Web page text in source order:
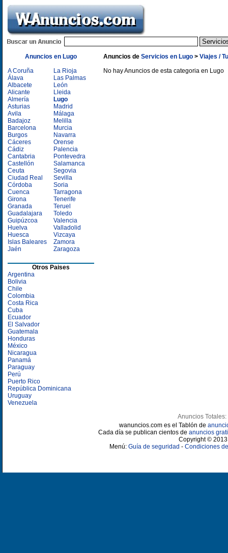
Anuncios en Lugo
A Coruña
Álava
Albacete
Alicante
Almería
Asturias
Avila
Badajoz
Barcelona
Burgos
Cáceres
Cádiz
Cantabria
Castellón
Ceuta
Ciudad Real
Córdoba
Cuenca
Girona
Granada
Guadalajara
Guipúzcoa
Huelva
Huesca
Islas Baleares
Jaén
La Rioja
Las Palmas
León
Lleida
Lugo
Madrid
Málaga
Melilla
Murcia
Navarra
Orense
Palencia
Pontevedra
Salamanca
Segovia
Sevilla
Soria
Tarragona
Tenerife
Teruel
Toledo
Valencia
Valladolid
Vizcaya
Zamora
Zaragoza
Otros Paises
Argentina
Bolivia
Chile
Colombia
Costa Rica
Cuba
Ecuador
El Salvador
Guatemala
Honduras
México
Nicaragua
Panamá
Paraguay
Perú
Puerto Rico
República Dominicana
Uruguay
Venezuela
Anuncios de Servicios en Lugo > Viajes /
No hay Anuncios de esta categoria en Lugo
Anuncios Totales:
wanuncios.com es el Tablón de
Cada día se publican cientos de anuncios
Copyright ©
Menú: Guía de seguridad - Condiciones